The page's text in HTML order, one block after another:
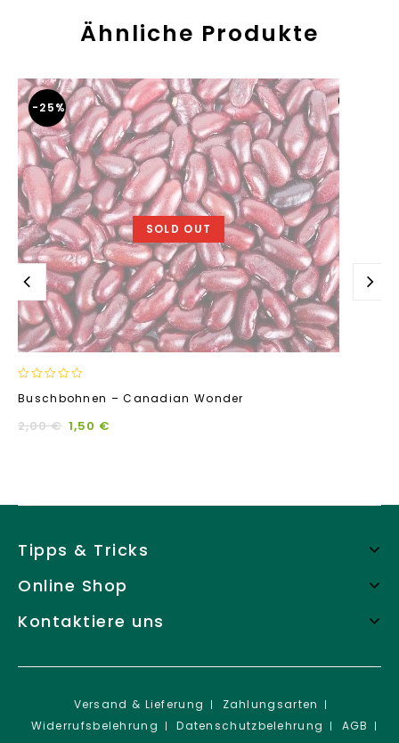
Ähnliche Produkte
SOLD OUT
-25%
out
of
Buschbohnen – Canadian Wonder
2,00€ 1,50 €
Tipps & Tricks
Online Shop
Kontaktiere uns
Versand & Lieferung
Zahlungsarten
Widerrufsbelehrung
Datenschutzbelehrung
AGB